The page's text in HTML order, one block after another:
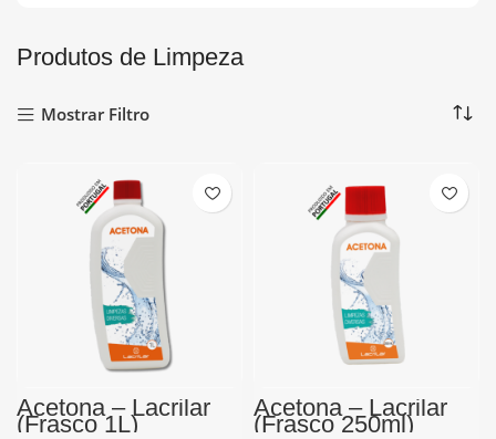
Produtos de Limpeza
Mostrar Filtro
Acetona – Lacrilar
(Frasco 1L)
Acetona – Lacrilar
(Frasco 250ml)